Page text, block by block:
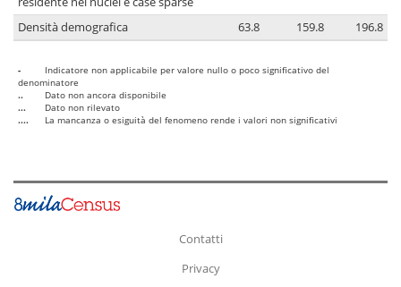
Densità demografica 63.8 159.8 196.8
-
Indicatore non applicabile per valore nullo o poco significativo del
denominatore
..
Dato non ancora disponibile
...
Dato non rilevato
....
La mancanza o esiguità del fenomeno rende i valori non significativi
Contatti
Privacy